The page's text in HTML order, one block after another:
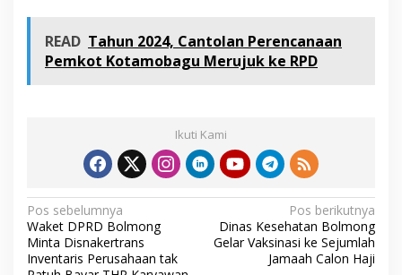
READ Tahun 2024, Cantolan Perencanaan
Pemkot Kotamobagu Merujuk ke RPD
Ikuti Kami
N
a
v
Pos sebelumnya
Waket DPRD Bolmong
Minta Disnakertrans
Inventaris Perusahaan tak
Pos berikutnya
Dinas Kesehatan Bolmong
Gelar Vaksinasi ke Sejumlah
Jamaah Calon Haji